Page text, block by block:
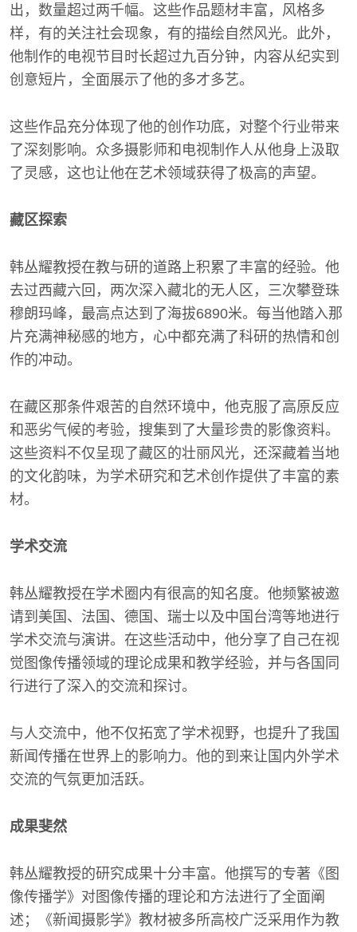
出，数量超过两千幅。这些作品题材丰富，风格多
样，有的关注社会现象，有的描绘自然风光。此外，
他制作的电视节目时长超过九百分钟，内容从纪实到
创意短片，全面展示了他的多才多艺。
这些作品充分体现了他的创作功底，对整个行业带来
了深刻影响。众多摄影师和电视制作人从他身上汲取
了灵感，这也让他在艺术领域获得了极高的声望。
藏区探索
韩丛耀教授在教与研的道路上积累了丰富的经验。他
去过西藏六回，两次深入藏北的无人区，三次攀登珠
穆朗玛峰，最高点达到了海拔6890米。每当他踏入那
片充满神秘感的地方，心中都充满了科研的热情和创
作的冲动。
在藏区那条件艰苦的自然环境中，他克服了高原反应
和恶劣气候的考验，搜集到了大量珍贵的影像资料。
这些资料不仅呈现了藏区的壮丽风光，还深藏着当地
的文化韵味，为学术研究和艺术创作提供了丰富的素
材。
学术交流
韩丛耀教授在学术圈内有很高的知名度。他频繁被邀
请到美国、法国、德国、瑞士以及中国台湾等地进行
学术交流与演讲。在这些活动中，他分享了自己在视
觉图像传播领域的理论成果和教学经验，并与各国同
行进行了深入的交流和探讨。
与人交流中，他不仅拓宽了学术视野，也提升了我国
新闻传播在世界上的影响力。他的到来让国内外学术
交流的气氛更加活跃。
成果斐然
韩丛耀教授的研究成果十分丰富。他撰写的专著《图
像传播学》对图像传播的理论和方法进行了全面阐
述；《新闻摄影学》教材被多所高校广泛采用作为教